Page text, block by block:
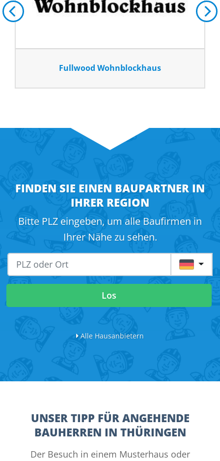
Fullwood Wohnblockhaus
FINDEN SIE EINEN BAUPARTNER IN
IHRER REGION
Bitte PLZ eingeben, um alle Baufirmen in
Ihrer Nähe zu sehen.
DE
Los
Alle Hausanbietern
UNSER TIPP FÜR ANGEHENDE
BAUHERREN IN THÜRINGEN
Der Besuch in einem Musterhaus oder